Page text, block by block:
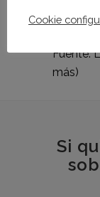
10. La
Fuente:
más)
Si
Cookie